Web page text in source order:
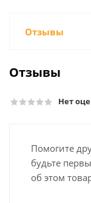
Отзывы
Отзывы
Нет
Помогите
будьте
об этом